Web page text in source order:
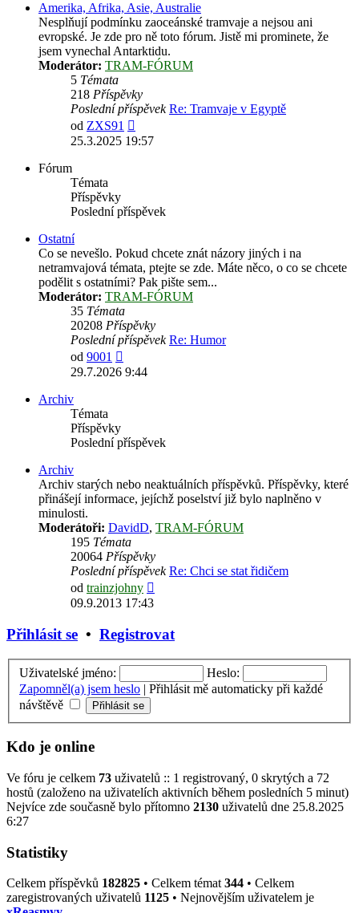
Amerika, Afrika, Asie, Australie
Nesplňují podmínku zaoceánské tramvaje a nejsou ani
evropské. Je zde pro ně toto fórum. Jistě mi prominete, že
jsem vynechal Antarktidu.
Moderátor: TRAM-FÓRUM
5 Témata
218 Příspěvky
Poslední příspěvek Re: Tramvaje v Egyptě
od ZXS91
poslední
25.3.2025 19:57
Fórum
Témata
Příspěvky
Poslední příspěvek
Ostatní
Co se nevešlo. Pokud chcete znát názory jiných i na
netramvajová témata, ptejte se zde. Máte něco, o co se chcete
podělit s ostatními? Pak pište sem...
Moderátor: TRAM-FÓRUM
35 Témata
20208 Příspěvky
Poslední příspěvek Re: Humor
od 9001
poslední
29.7.2026 9:44
Archiv
Témata
Příspěvky
Poslední příspěvek
Archiv
Archiv starých nebo neaktuálních příspěvků. Příspěvky, které
přinášejí informace, jejíchž poselství již bylo naplněno v
minulosti.
Moderátoři: DavidD, TRAM-FÓRUM
195 Témata
20064 Příspěvky
Poslední příspěvek Re: Chci se stat řidičem
od trainzjohny
09.9.2013 17:43
Přihlásit se • Registrovat
Uživatelské jméno:
Heslo:
Zapomněl(a) jsem heslo | Přihlásit mě automaticky při každé
návštěvě
Kdo je online
Ve fóru je celkem 73 uživatelů :: 1 registrovaný, 0 skrytých a 72
hostů (založeno na uživatelích aktivních během posledních 5 minut)
Nejvíce zde současně bylo přítomno 2130 uživatelů dne 25.8.2025
6:27
Statistiky
Celkem příspěvků 182825 • Celkem témat 344 • Celkem
zaregistrovaných uživatelů 1125 • Nejnovějším uživatelem je